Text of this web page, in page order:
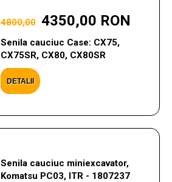
4800,00 4350,00 RON
Senila cauciuc Case: CX75,
CX75SR, CX80, CX80SR
DETALII
Senila cauciuc miniexcavator,
Komatsu PC03, ITR - 1807237